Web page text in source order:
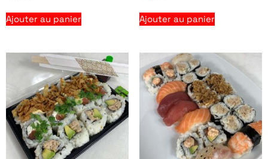
Ajouter au panier Ajouter au panier